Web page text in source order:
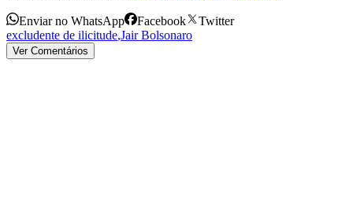
Enviar no WhatsApp Facebook
Twitter
excludente de ilicitude,Jair Bolsonaro
Ver Comentários